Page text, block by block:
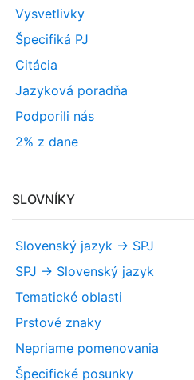
Vysvetlivky
Špecifiká PJ
Citácia
Jazyková poradňa
Podporili nás
2% z dane
SLOVNÍKY
Slovenský jazyk -> SPJ
SPJ -> Slovenský jazyk
Tematické oblasti
Prstové znaky
Nepriame pomenovania
Špecifické posunky